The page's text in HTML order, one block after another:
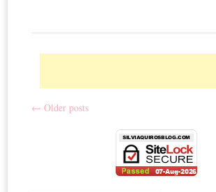
Post navigation
← Older posts